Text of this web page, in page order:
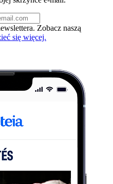
Zobacz naszą
się więcej.